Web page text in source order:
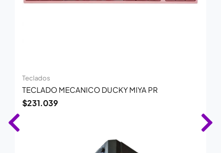
Teclados
TECLADO MECANICO DUCKY MIYA PR
$231.039